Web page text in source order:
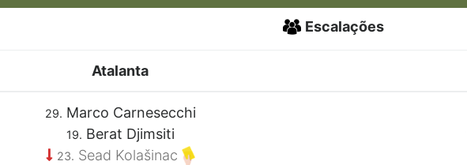
Escalações
Atalanta
29. Marco Carnesecchi
19. Berat Djimsiti
23. Sead Kolašinac